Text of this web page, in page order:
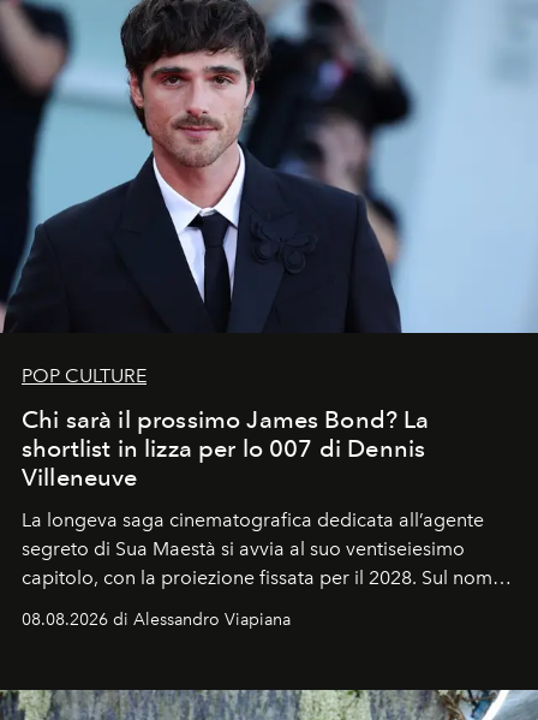
POP CULTURE
Chi sarà il prossimo James Bond? La
shortlist in lizza per lo 007 di Dennis
Villeneuve
La longeva saga cinematografica dedicata all’agente
segreto di Sua Maestà si avvia al suo ventiseiesimo
capitolo, con la proiezione fissata per il 2028. Sul nome
Craig, però, regna ancora il più assoluto riserbo.
08.08.2026 di Alessandro Viapiana